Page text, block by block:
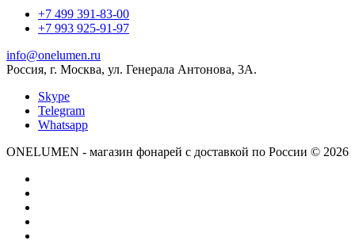
+7 499 391-83-00
+7 993 925-91-97
info@onelumen.ru
Россия, г. Москва, ул. Генерала Антонова, 3А.
Skype
Telegram
Whatsapp
ONELUMEN - магазин фонарей с доставкой по России © 2026